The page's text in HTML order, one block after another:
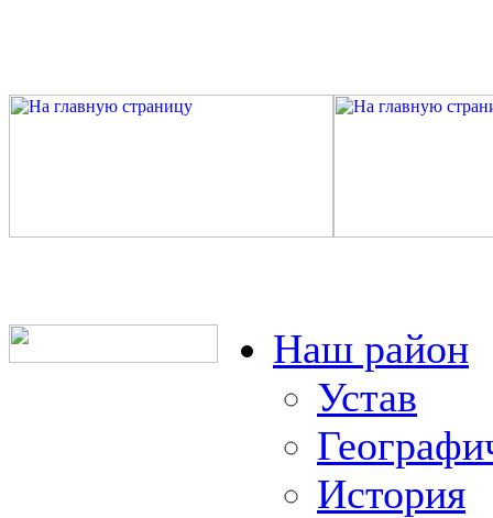
Наш район
Устав
История